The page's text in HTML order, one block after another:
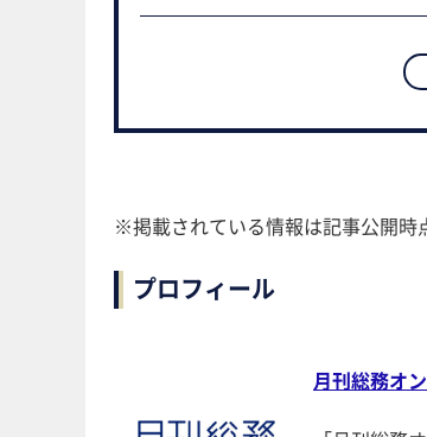
※掲載されている情報は記事公開時
プロフィール
月刊総務オ